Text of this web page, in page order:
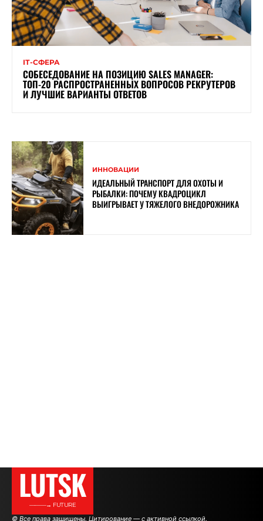
ІТ-СФЕРА
СОБЕСЕДОВАНИЕ НА ПОЗИЦИЮ SALES MANAGER:
ТОП-20 РАСПРОСТРАНЕННЫХ ВОПРОСОВ РЕКРУТЕРОВ
И ЛУЧШИЕ ВАРИАНТЫ ОТВЕТОВ
ИННОВАЦИИ
ИДЕАЛЬНЫЙ ТРАНСПОРТ ДЛЯ ОХОТЫ И
РЫБАЛКИ: ПОЧЕМУ КВАДРОЦИКЛ
ВЫИГРЫВАЕТ У ТЯЖЕЛОГО ВНЕДОРОЖНИКА
LUTSK
———→ FUTURE
© Все права защищены. Цитирование — с активной ссылкой.